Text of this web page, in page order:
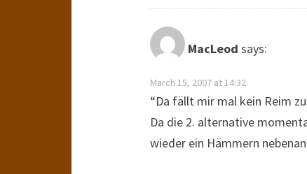
MacLeod says:
March 15, 2007 at 14:32
“Da fällt mir mal kein Reim
Da die 2. alternative
wieder ein Hämmern